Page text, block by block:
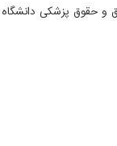
و حقوق پزشکی